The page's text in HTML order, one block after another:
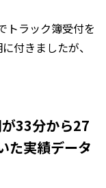
トラック簿受付を
付きましたが、
33分から27
た実績データ